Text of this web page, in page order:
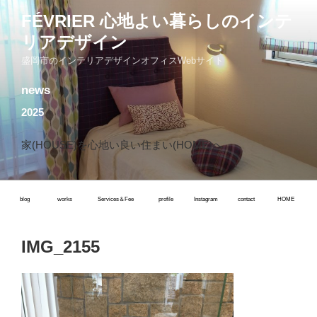
コ
ン
テ
プ
FÉVRIER 心地よい暮らしのインテ
リアデザイン
盛岡市のインテリアデザインオフィスWebサイト
news
2025
家(HOUSE)を心地い良い住まい(HOME)へ
blog works Services＆Fee profile Instagram contact HOME
IMG_2155